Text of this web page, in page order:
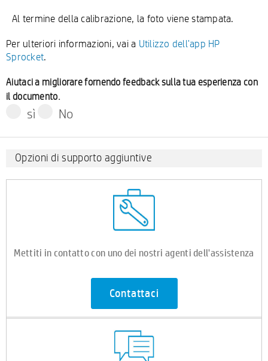
Al termine della calibrazione, la foto viene stampata.
Per ulteriori informazioni, vai a Utilizzo dell'app HP
Sprocket.
Aiutaci a migliorare fornendo feedback sulla tua esperienza con
il documento.
sì No
Opzioni di supporto aggiuntive
Mettiti in contatto con uno dei nostri agenti dell'assistenza
Contattaci